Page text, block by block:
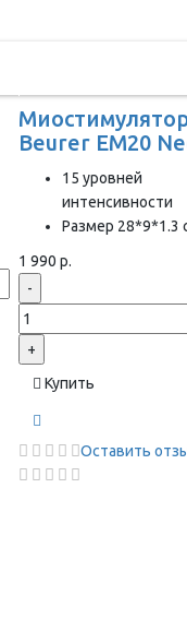
Beurer EM20
15 уровней
интенсивности
Размер 28*9*1.3
1 990 р.
-
+
Купить
Оставить